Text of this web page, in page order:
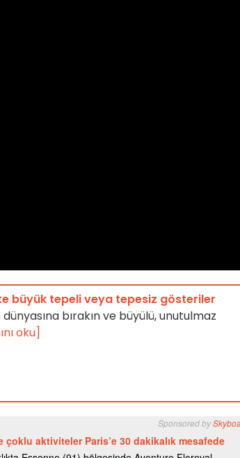
büyük tepeli veya tepesiz gösteriler
bırakın ve büyülü, unutulmaz
oku]